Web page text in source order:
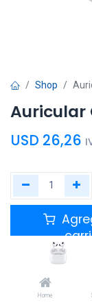
Home
Shop
Auricular
USD 26,26
Agregar a la